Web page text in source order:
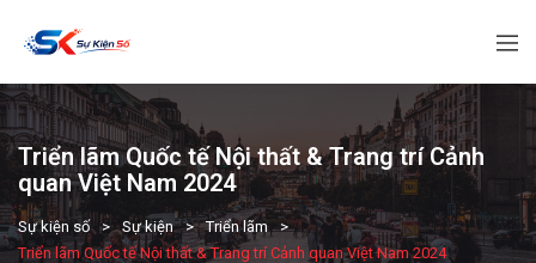
Triển lãm Quốc tế Nội thất & Trang trí Cảnh
quan Việt Nam 2024
Sự kiện số Sự kiện
Triển lãm
Triển lãm Quốc tế Nội thất & Trang trí Cảnh quan Việt Nam 2024